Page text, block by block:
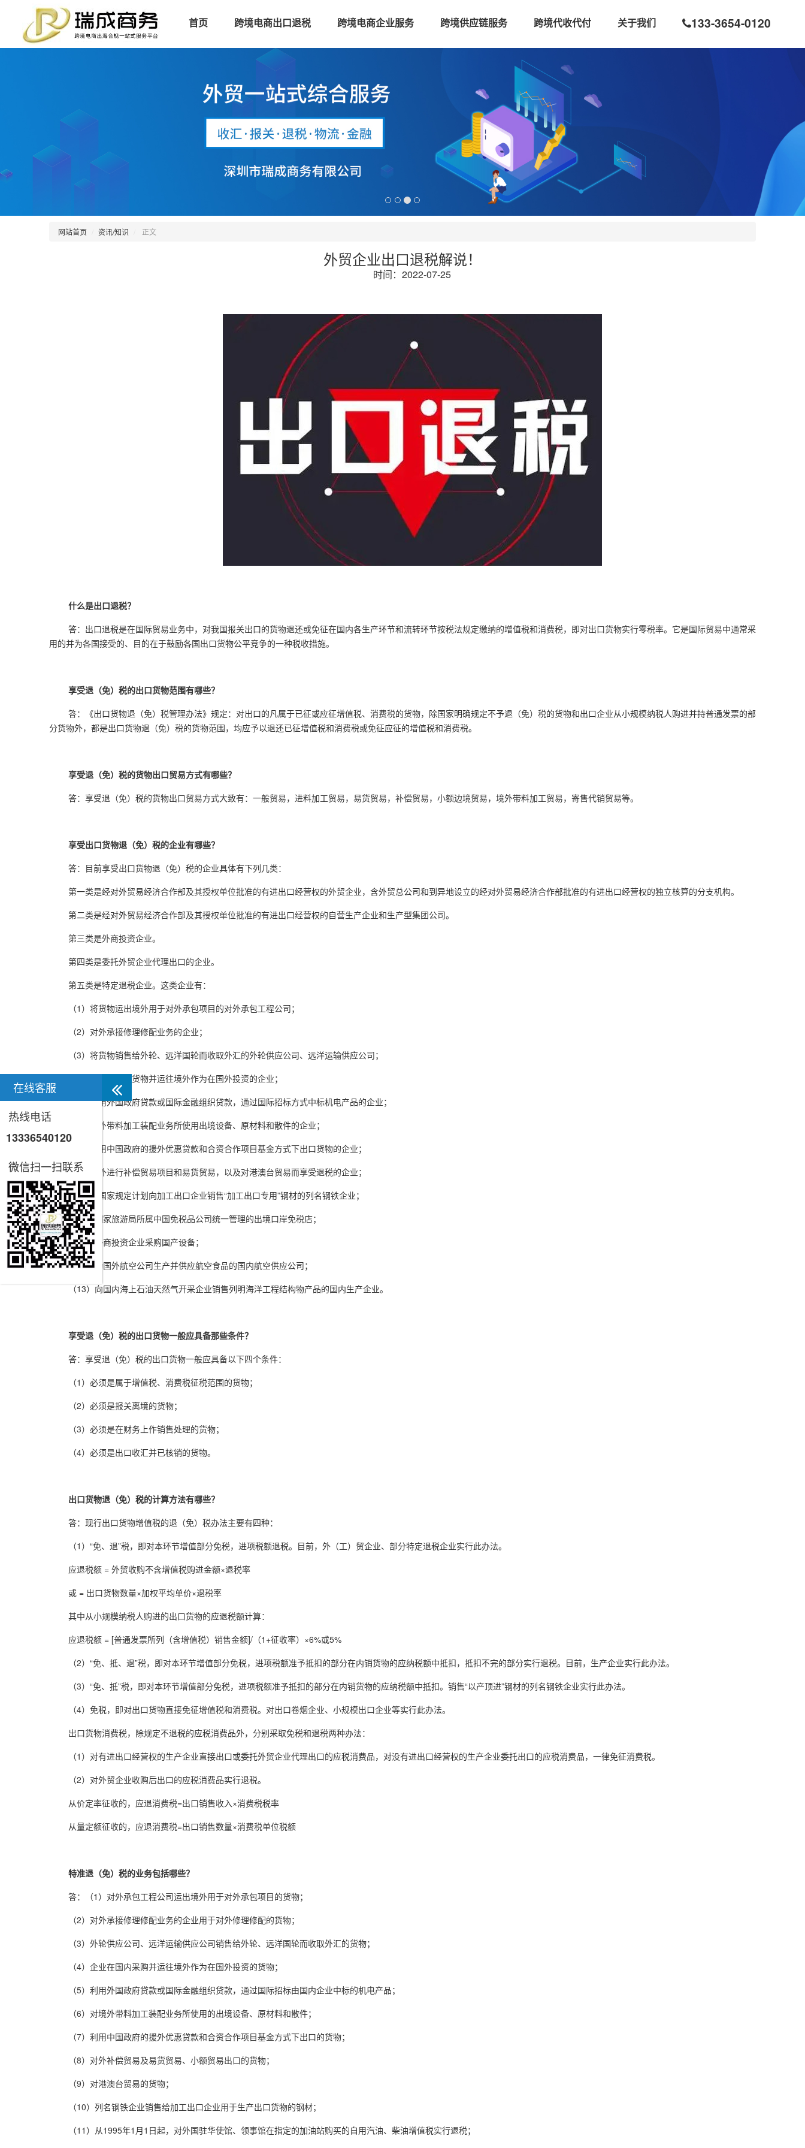
首页 跨境电商出口退税 跨境电商企业服务 跨境供应链服务 跨境代收代付 关于我们 133-3654-0120
网站首页 资讯/知识 正文
外贸企业出口退税解说！
时间：2022-07-25
什么是出口退税？
答：出口退税是在国际贸易业务中，对我国报关出口的货物退还或免征在国内各生产环节和流转环节按税法规定缴纳的增值税和消费税，即对出口货物实行零税率。它是国际贸易中通常采
用的并为各国接受的、目的在于鼓励各国出口货物公平竞争的一种税收措施。
享受退（免）税的出口货物范围有哪些？
答：《出口货物退（免）税管理办法》规定：对出口的凡属于已征或应征增值税、消费税的货物，除国家明确规定不予退（免）税的货物和出口企业从小规模纳税人购进并持普通发票的部
分货物外，都是出口货物退（免）税的货物范围，均应予以退还已征增值税和消费税或免征应征的增值税和消费税。
享受退（免）税的货物出口贸易方式有哪些？
答：享受退（免）税的货物出口贸易方式大致有：一般贸易，进料加工贸易，易货贸易，补偿贸易，小额边境贸易，境外带料加工贸易，寄售代销贸易等。
享受出口货物退（免）税的企业有哪些？
答：目前享受出口货物退（免）税的企业具体有下列几类：
第一类是经对外贸易经济合作部及其授权单位批准的有进出口经营权的外贸企业，含外贸总公司和到异地设立的经对外贸易经济合作部批准的有进出口经营权的独立核算的分支机构。
第二类是经对外贸易经济合作部及其授权单位批准的有进出口经营权的自营生产企业和生产型集团公司。
第三类是外商投资企业。
第四类是委托外贸企业代理出口的企业。
第五类是特定退税企业。这类企业有：
（1）将货物运出境外用于对外承包项目的对外承包工程公司；
（2）对外承接修理修配业务的企业；
（3）将货物销售给外轮、远洋国轮而收取外汇的外轮供应公司、远洋运输供应公司；
（4）在国内采购货物并运往境外作为在国外投资的企业；
（5）利用外国政府贷款或国际金融组织贷款，通过国际招标方式中标机电产品的企业；
（6）境外带料加工装配业务所使用出境设备、原材料和散件的企业；
（7）利用中国政府的援外优惠贷款和合资合作项目基金方式下出口货物的企业；
（8）对外进行补偿贸易项目和易货贸易，以及对港澳台贸易而享受退税的企业；
（9）按国家规定计划向加工出口企业销售“加工出口专用”钢材的列名钢铁企业；
（10）国家旅游局所属中国免税品公司统一管理的出境口岸免税店；
（11）外商投资企业采购国产设备；
（12）为国外航空公司生产并供应航空食品的国内航空供应公司；
（13）向国内海上石油天然气开采企业销售列明海洋工程结构物产品的国内生产企业。
享受退（免）税的出口货物一般应具备那些条件？
答：享受退（免）税的出口货物一般应具备以下四个条件：
（1）必须是属于增值税、消费税征税范围的货物；
（2）必须是报关离境的货物；
（3）必须是在财务上作销售处理的货物；
（4）必须是出口收汇并已核销的货物。
出口货物退（免）税的计算方法有哪些？
答：现行出口货物增值税的退（免）税办法主要有四种：
（1）“免、退”税，即对本环节增值部分免税，进项税额退税。目前，外（工）贸企业、部分特定退税企业实行此办法。
应退税额 = 外贸收购不含增值税购进金额×退税率
或 = 出口货物数量×加权平均单价×退税率
其中从小规模纳税人购进的出口货物的应退税额计算：
应退税额 = [普通发票所列（含增值税）销售金额]/（1+征收率）×6%或5%
（2）“免、抵、退”税，即对本环节增值部分免税，进项税额准予抵扣的部分在内销货物的应纳税额中抵扣，抵扣不完的部分实行退税。目前，生产企业实行此办法。
（3）“免、抵”税，即对本环节增值部分免税，进项税额准予抵扣的部分在内销货物的应纳税额中抵扣。销售“以产顶进”钢材的列名钢铁企业实行此办法。
（4）免税，即对出口货物直接免征增值税和消费税。对出口卷烟企业、小规模出口企业等实行此办法。
出口货物消费税，除规定不退税的应税消费品外，分别采取免税和退税两种办法：
（1）对有进出口经营权的生产企业直接出口或委托外贸企业代理出口的应税消费品，对没有进出口经营权的生产企业委托出口的应税消费品，一律免征消费税。
（2）对外贸企业收购后出口的应税消费品实行退税。
从价定率征收的，应退消费税=出口销售收入×消费税税率
从量定额征收的，应退消费税=出口销售数量×消费税单位税额
特准退（免）税的业务包括哪些？
答：（1）对外承包工程公司运出境外用于对外承包项目的货物；
（2）对外承接修理修配业务的企业用于对外修理修配的货物；
（3）外轮供应公司、远洋运输供应公司销售给外轮、远洋国轮而收取外汇的货物；
（4）企业在国内采购并运往境外作为在国外投资的货物；
（5）利用外国政府贷款或国际金融组织贷款，通过国际招标由国内企业中标的机电产品；
（6）对境外带料加工装配业务所使用的出境设备、原材料和散件；
（7）利用中国政府的援外优惠贷款和合资合作项目基金方式下出口的货物；
（8）对外补偿贸易及易货贸易、小额贸易出口的货物；
（9）对港澳台贸易的货物；
（10）列名钢铁企业销售给加工出口企业用于生产出口货物的钢材；
（11）从1995年1月1日起，对外国驻华使馆、领事馆在指定的加油站购买的自用汽油、柴油增值税实行退税；
在线客服
热线电话
13336540120
微信扫一扫联系